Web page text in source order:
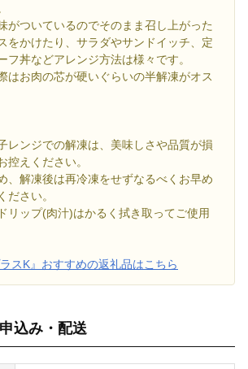
がついているのでそのまま召し上がった
をかけたり、サラダやサンドイッチ、定
フ丼などアレンジ方法は様々です。
はお肉の芯が硬いぐらいの半解凍がオス
レンジでの解凍は、美味しさや品質が損
控えください。
、解凍後は再冷凍をせずなるべくお早め
ださい。
リップ(肉汁)はかるく拭き取ってご使用
スK』おすすめの返礼品はこちら
込み・配送